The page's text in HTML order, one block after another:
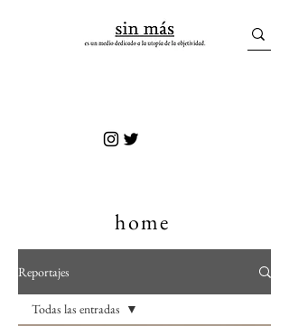
home
Reportajes
Todas las entradas